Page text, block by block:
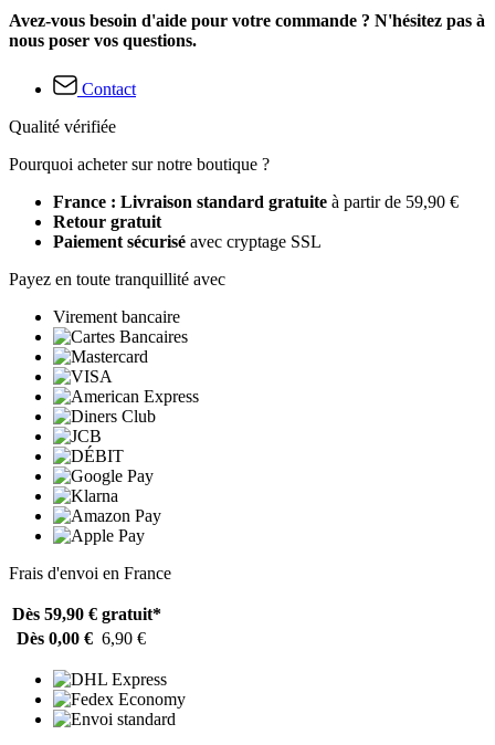
Avez-vous besoin d'aide pour votre commande ? N'hésitez pas à
nous poser vos questions.
Contact
Qualité vérifiée
Pourquoi acheter sur notre boutique ?
France : Livraison standard gratuite à partir de 59,90 €
Retour gratuit
Paiement sécurisé avec cryptage SSL
Payez en toute tranquillité avec
Virement bancaire
Frais d'envoi en France
Dès 59,90 € gratuit*
Dès 0,00 € 6,90 €